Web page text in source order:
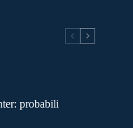
probabili